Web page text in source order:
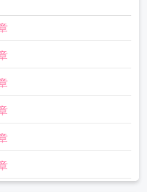
有血性
动物
么样子
保吗
灵性的男人有什么特点
能体平台
孩名字有灵感的英文有灵动岛